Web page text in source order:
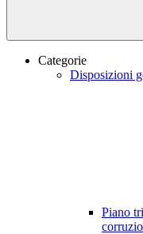
Categorie
Disposizioni
Piano